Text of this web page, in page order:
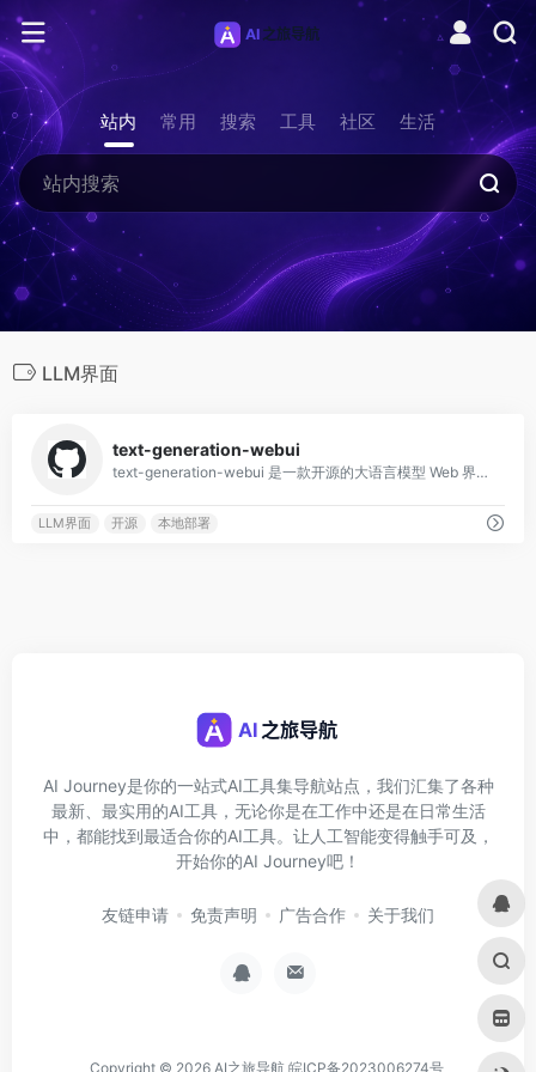
站内 常用 搜索 工具 社区 生活
LLM界面
text-generation-webui
text-generation-webui 是一款开源的大语言模型 Web 界面工具，使用 Python（Gradio）构建，俗称「oobabooga」，支持在
LLM界面 开源 本地部署
AI Journey是你的一站式AI工具集导航站点，我们汇集了各种
最新、最实用的AI工具，无论你是在工作中还是在日常生活
中，都能找到最适合你的AI工具。让人工智能变得触手可及，
开始你的AI Journey吧！
友链申请 免责声明 广告合作 关于我们
Copyright © 2026 AI之旅导航 皖ICP备2023006274号